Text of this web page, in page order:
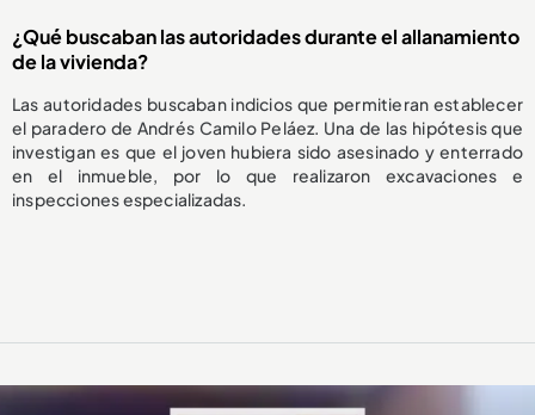
¿Qué buscaban las autoridades durante el allanamiento
de la vivienda?
Las autoridades buscaban indicios que permitieran establecer
el paradero de Andrés Camilo Peláez. Una de las hipótesis que
investigan es que el joven hubiera sido asesinado y enterrado
en el inmueble, por lo que realizaron excavaciones e
inspecciones especializadas.